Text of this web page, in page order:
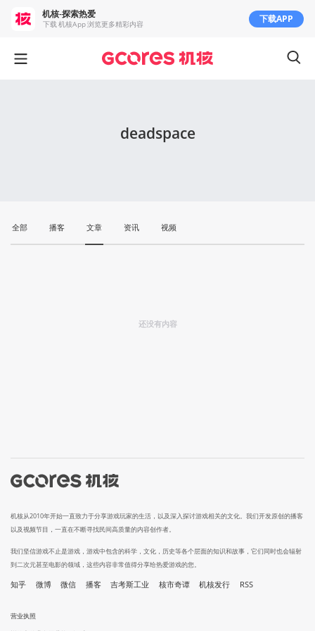
deadspace
全部 播客 文章 资讯 视频
还没有内容
机核从2010年开始一直致力于分享游戏玩家的生活，以及深入探讨游戏相关的文化。我们开发原创的播客
以及视频节目，一直在不断寻找民间高质量的内容创作者。
我们坚信游戏不止是游戏，游戏中包含的科学，文化，历史等各个层面的知识和故事，它们同时也会辐射
到二次元甚至电影的领域，这些内容非常值得分享给热爱游戏的您。
知乎 微博 微信 播客 吉考斯工业 核市奇谭 机核发行 RSS
营业执照
机核-探索热爱
下载 机核App 浏览更多精彩内容 下载APP